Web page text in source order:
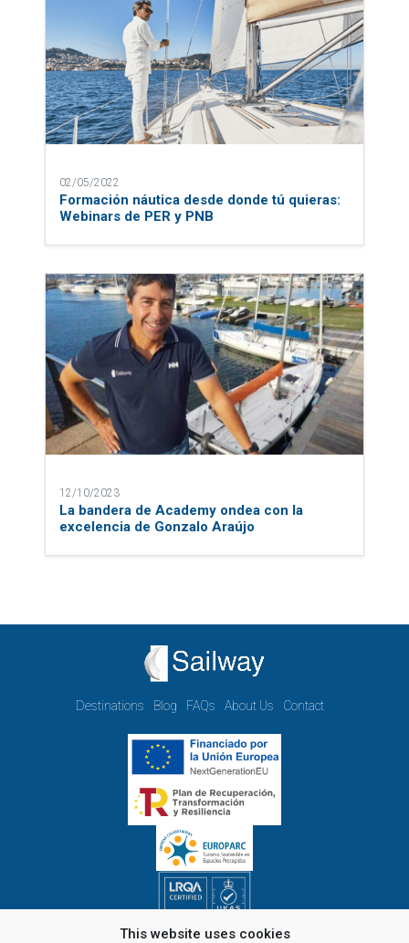
This website uses cookies
02/05/2022
Formación náutica desde donde tú quieras:
Webinars de PER y PNB
12/10/2023
La bandera de Academy ondea con la
excelencia de Gonzalo Araújo
Destinations Blog FAQs About Us Contact